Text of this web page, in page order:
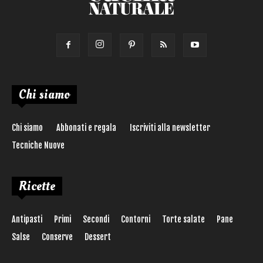
Chi siamo
Chi siamo Abbonati e regala
Iscriviti alla newsletter
Tecniche Nuove
Ricette
Antipasti Primi Secondi Contorni Torte salate
Pane
Salse
Conserve Dessert